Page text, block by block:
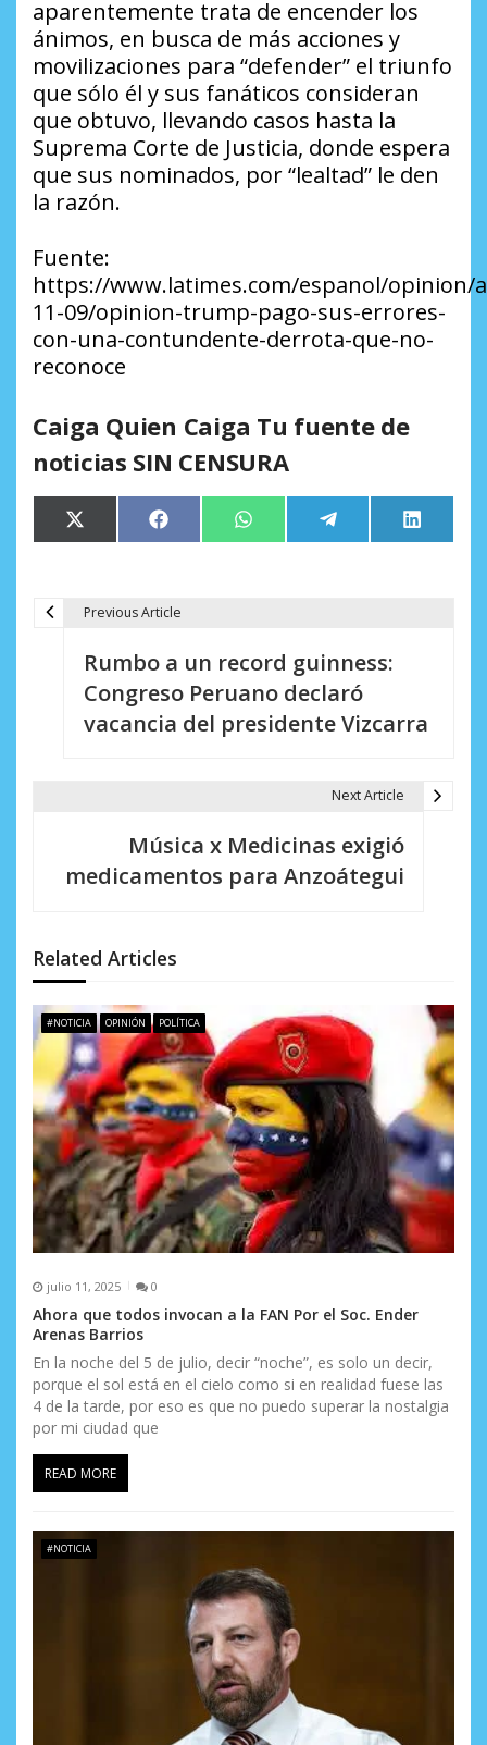
aparentemente trata de encender los
ánimos, en busca de más acciones y
movilizaciones para “defender” el triunfo
que sólo él y sus fanáticos consideran
que obtuvo, llevando casos hasta la
Suprema Corte de Justicia, donde espera
que sus nominados, por “lealtad” le den
la razón.
Fuente:
https://www.latimes.com/espanol/opinion/
11-09/opinion-trump-pago-sus-errores-
con-una-contundente-derrota-que-no-
reconoce
Caiga Quien Caiga Tu fuente de
noticias SIN CENSURA
Compartir
en
X
(Twitter)
Compartir
en
Facebook Compartir
en
WhatsApp Compartir
en
Telegram
en
LinkedIn
ó
n
d
e
e
n
t
r
a
d
a
s
Previous Article
Rumbo a un record guinness:
Congreso Peruano declaró
vacancia del presidente Vizcarra
Next Article
Música x Medicinas exigió
medicamentos para Anzoátegui
Related Articles
#NOTICIA OPINIÓN POLÍTICA
julio 11, 2025 0
Ahora que todos invocan a la FAN Por el Soc. Ender
Arenas Barrios
En la noche del 5 de julio, decir “noche”, es solo un decir,
porque el sol está en el cielo como si en realidad fuese las
4 de la tarde, por eso es que no puedo superar la nostalgia
por mi ciudad que
READ MORE
#NOTICIA